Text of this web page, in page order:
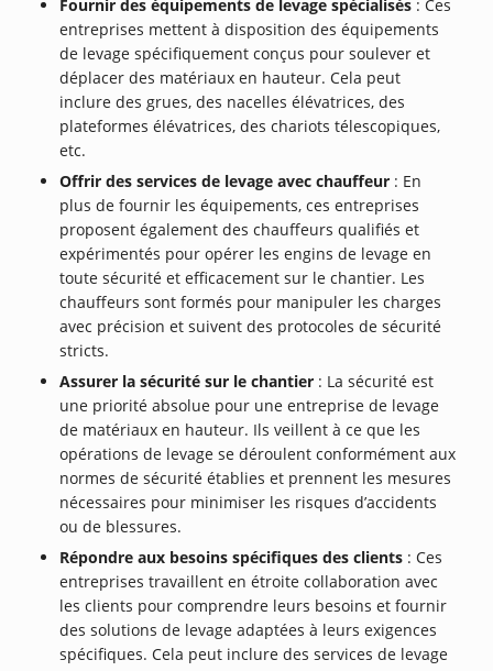
Fournir des équipements de levage spécialisés : Ces
entreprises mettent à disposition des équipements
de levage spécifiquement conçus pour soulever et
déplacer des matériaux en hauteur. Cela peut
inclure des grues, des nacelles élévatrices, des
plateformes élévatrices, des chariots télescopiques,
etc.
Offrir des services de levage avec chauffeur : En
plus de fournir les équipements, ces entreprises
proposent également des chauffeurs qualifiés et
expérimentés pour opérer les engins de levage en
toute sécurité et efficacement sur le chantier. Les
chauffeurs sont formés pour manipuler les charges
avec précision et suivent des protocoles de sécurité
stricts.
Assurer la sécurité sur le chantier : La sécurité est
une priorité absolue pour une entreprise de levage
de matériaux en hauteur. Ils veillent à ce que les
opérations de levage se déroulent conformément aux
normes de sécurité établies et prennent les mesures
nécessaires pour minimiser les risques d’accidents
ou de blessures.
Répondre aux besoins spécifiques des clients : Ces
entreprises travaillent en étroite collaboration avec
les clients pour comprendre leurs besoins et fournir
des solutions de levage adaptées à leurs exigences
spécifiques. Cela peut inclure des services de levage